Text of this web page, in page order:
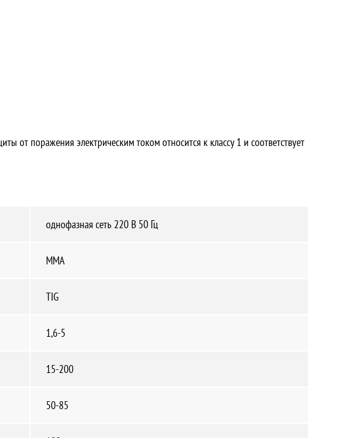
поражения электрическим током относится к классу 1 и соответствует
однофазная сеть 220 В 50 Гц
MMA
TIG
1,6-5
15-200
50-85